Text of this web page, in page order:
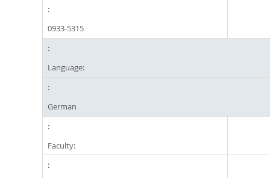
0933-5315
Language:
German
Faculty: